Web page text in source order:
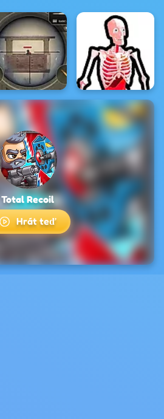
Total Recoil
Hrát teď